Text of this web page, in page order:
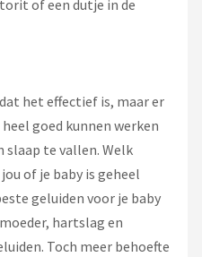
of een dutje in de
het effectief is, maar er
goed kunnen werken
te vallen. Welk
of je baby is geheel
geluiden voor je baby
hartslag en
Toch meer behoefte